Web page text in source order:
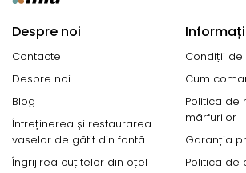
Despre noi
Contacte
Despre noi
Blog
Întreținerea și restaurarea
vaselor de gătit din fontă
Îngrijirea cuțitelor din oțel
Condiții
Cum
Politica de
mărfurilor
Garanția
Politica de